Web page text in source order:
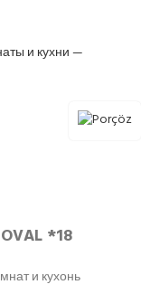
*18
и кухонь